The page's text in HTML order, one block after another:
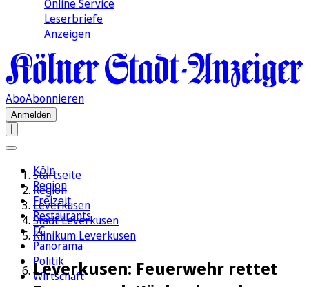
Online Service
Leserbriefe
Anzeigen
AboAbonnieren
Anmelden
Köln
Region
Freizeit
Restaurants
FC
Panorama
Politik
Wirtschaft
Startseite
Region
Leverkusen
Stadt Leverkusen
Klinikum Leverkusen
Leverkusen: Feuerwehr rettet